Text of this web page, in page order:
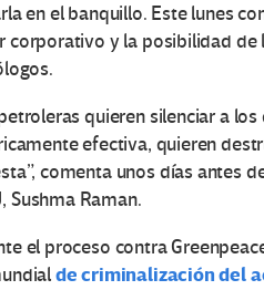
en el banquillo. Este lunes
corporativo y la posibilidad de
quieren silenciar a
efectiva, quieren
comenta unos días antes
Sushma Raman.
el proceso contra
de criminalización del